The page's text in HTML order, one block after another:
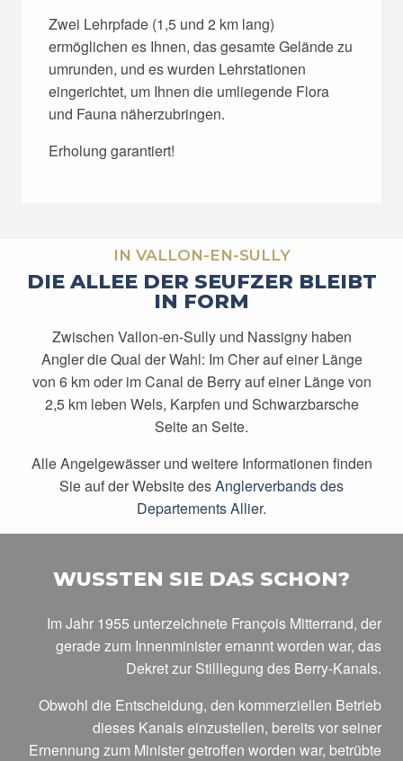
Zwei Lehrpfade (1,5 und 2 km lang)
ermöglichen es Ihnen, das gesamte Gelände zu
umrunden, und es wurden Lehrstationen
eingerichtet, um Ihnen die umliegende Flora
und Fauna näherzubringen.
Erholung garantiert!
IN VALLON-EN-SULLY
DIE ALLEE DER SEUFZER BLEIBT
IN FORM
Zwischen Vallon-en-Sully und Nassigny haben
Angler die Qual der Wahl: Im Cher auf einer Länge
von 6 km oder im Canal de Berry auf einer Länge von
2,5 km leben Wels, Karpfen und Schwarzbarsche
Seite an Seite.
Alle Angelgewässer und weitere Informationen finden
Sie auf der Website desAnglerverbands des
Departements Allier.
WUSSTEN SIE DAS SCHON?
Im Jahr 1955 unterzeichnete François Mitterrand, der
gerade zum Innenminister ernannt worden war, das
Dekret zur Stilllegung des Berry-Kanals.
Obwohl die Entscheidung, den kommerziellen Betrieb
dieses Kanals einzustellen, bereits vor seiner
Ernennung zum Minister getroffen worden war, betrübte